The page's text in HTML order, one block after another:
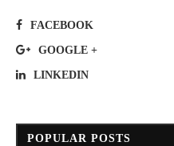
FACEBOOK
GOOGLE +
LINKEDIN
POPULAR POSTS